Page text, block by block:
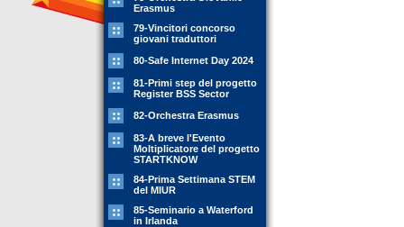
Erasmus
79-Vincitori concorso
giovani traduttori
80-Safe Internet Day 2024
81-Primi step del progetto
Register BSS Sector
82-Orchestra Erasmus
83-A breve l'Evento
Moltiplicatore del progetto
STARTKNOW
84-Prima Settimana STEM
del MIUR
85-Seminario a Waterford
in Irlanda